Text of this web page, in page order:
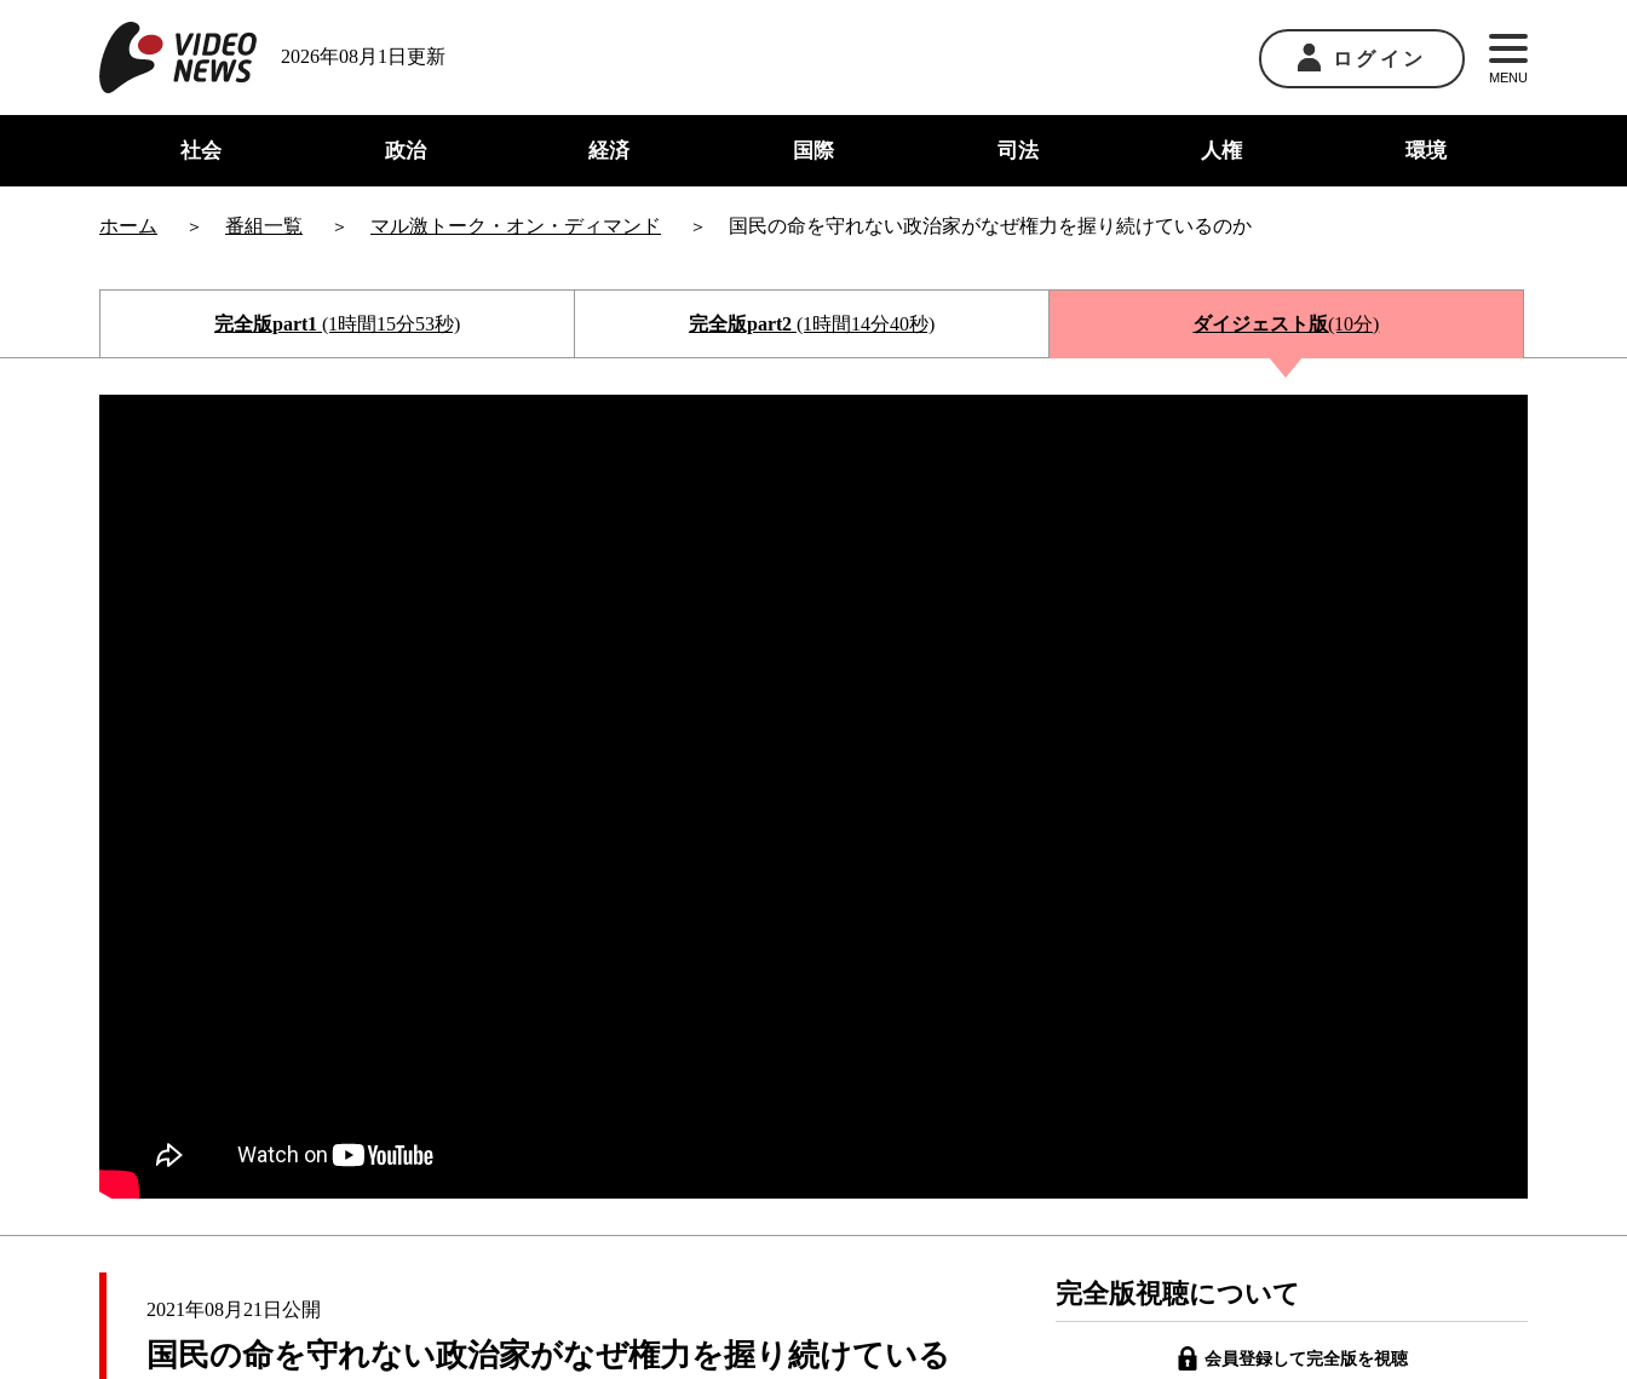
2026年08月1日更新 ログイン
MENU
社会 政治 経済 国際 司法 人権 環境
ホーム 番組一覧 マル激トーク・オン・ディマンド 国民の命を守れない政治家がなぜ権力を握り続けているのか
完全版part1 (1時間15分53秒) 完全版part2 (1時間14分40秒) ダイジェスト版(10分)
2021年08月21日公開
国民の命を守れない政治家がなぜ権力を握り続けている
完全版視聴について
会員登録して完全版を視聴